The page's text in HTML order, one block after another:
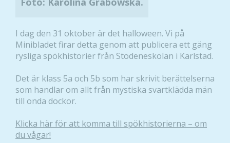
I dag den 31 oktober är det halloween. Vi på
Minibladet firar detta genom att publicera ett gäng
rysliga spökhistorier från Stodeneskolan i Karlstad.
Det är klass 5a och 5b som har skrivit berättelserna
som handlar om allt från mystiska svartklädda män
till onda dockor.
Klicka här för att komma till spökhistorierna – om
du vågar!